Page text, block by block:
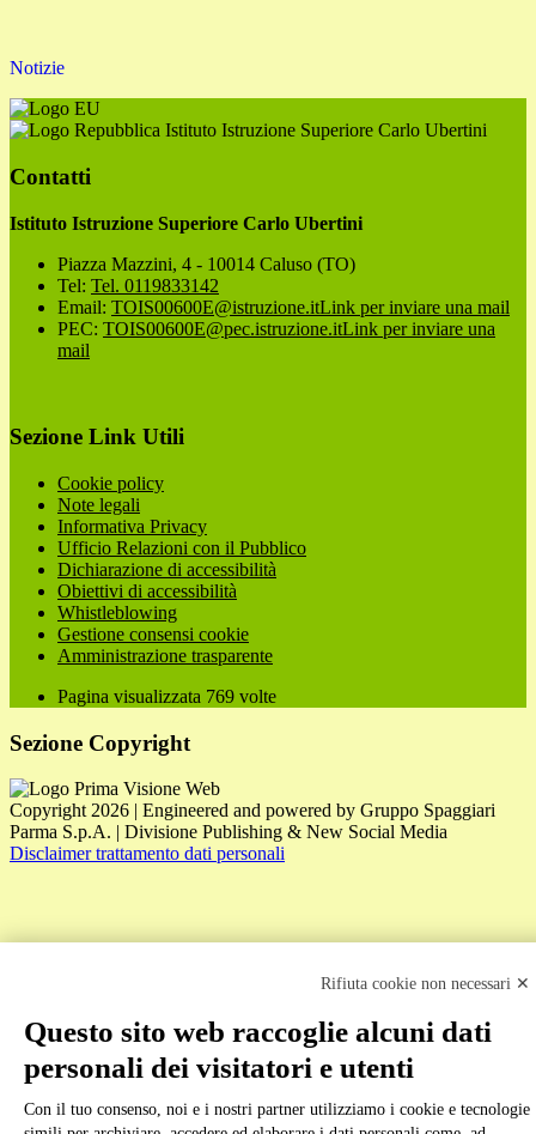
Notizie
Istituto Istruzione Superiore Carlo Ubertini
Contatti
Istituto Istruzione Superiore Carlo Ubertini
Piazza Mazzini, 4 - 10014 Caluso (TO)
Tel: Tel. 0119833142
Email: TOIS00600E@istruzione.itLink per inviare una mail
PEC: TOIS00600E@pec.istruzione.itLink per inviare una
mail
Sezione Link Utili
Cookie policy
Note legali
Informativa Privacy
Ufficio Relazioni con il Pubblico
Dichiarazione di accessibilità
Obiettivi di accessibilità
Whistleblowing
Gestione consensi cookie
Amministrazione trasparente
Pagina visualizzata 769 volte
Sezione Copyright
Copyright 2026 | Engineered and powered by Gruppo Spaggiari
Parma S.p.A. | Divisione Publishing & New Social Media
Disclaimer trattamento dati personali
Back to top
Rifiuta cookie non necessari ✕
Questo sito web raccoglie alcuni dati
personali dei visitatori e utenti
Con il tuo consenso, noi e i nostri partner utilizziamo i cookie e tecnologie